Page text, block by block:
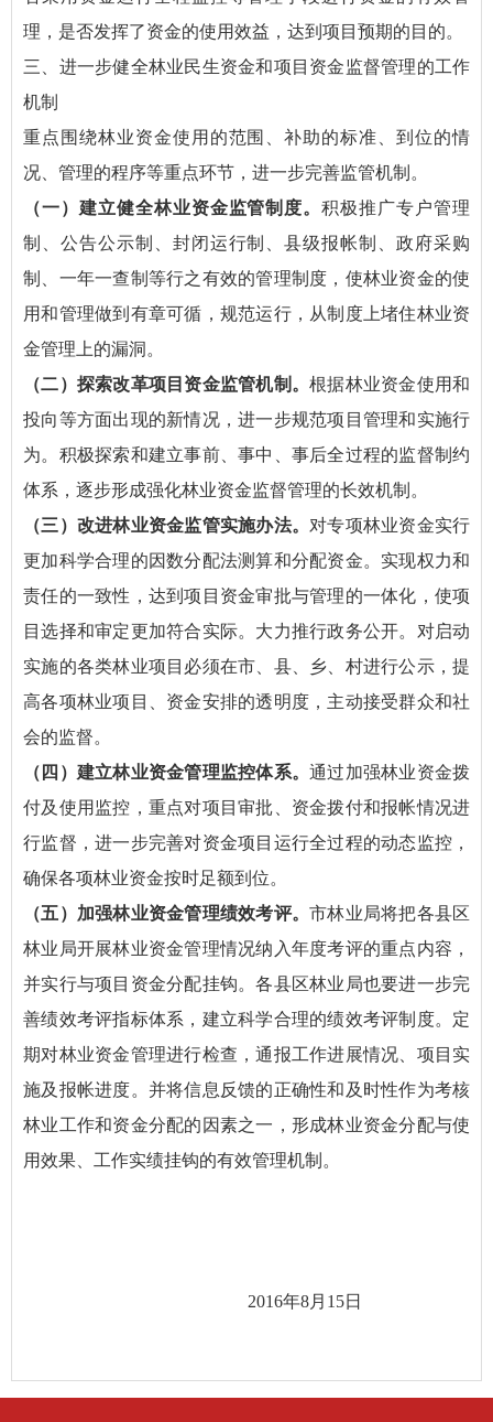
理，是否发挥了资金的使用效益，达到项目预期的目的。
三、进一步健全林业民生资金和项目资金监督管理的工作
机制
重点围绕林业资金使用的范围、补助的标准、到位的情
况、管理的程序等重点环节，进一步完善监管机制。
（一）建立健全林业资金监管制度。积极推广专户管理
制、公告公示制、封闭运行制、县级报帐制、政府采购
制、一年一查制等行之有效的管理制度，使林业资金的使
用和管理做到有章可循，规范运行，从制度上堵住林业资
金管理上的漏洞。
（二）探索改革项目资金监管机制。 根据林业资金使用和
投向等方面出现的新情况，进一步规范项目管理和实施行
为。积极探索和建立事前、事中、事后全过程的监督制约
体系，逐步形成强化林业资金监督管理的长效机制。
（三）改进林业资金监管实施办法。 对专项林业资金实行
更加科学合理的因数分配法测算和分配资金。实现权力和
责任的一致性，达到项目资金审批与管理的一体化，使项
目选择和审定更加符合实际。大力推行政务公开。对启动
实施的各类林业项目必须在市、县、乡、村进行公示，提
高各项林业项目、资金安排的透明度，主动接受群众和社
会的监督。
（四）建立林业资金管理监控体系。 通过加强林业资金拨
付及使用监控，重点对项目审批、资金拨付和报帐情况进
行监督，进一步完善对资金项目运行全过程的动态监控，
确保各项林业资金按时足额到位。
（五）加强林业资金管理绩效考评。 市林业局将把各县区
林业局开展林业资金管理情况纳入年度考评的重点内容，
并实行与项目资金分配挂钩。各县区林业局也要进一步完
善绩效考评指标体系，建立科学合理的绩效考评制度。定
期对林业资金管理进行检查，通报工作进展情况、项目实
施及报帐进度。并将信息反馈的正确性和及时性作为考核
林业工作和资金分配的因素之一，形成林业资金分配与使
用效果、工作实绩挂钩的有效管理机制。
2016年8月15日